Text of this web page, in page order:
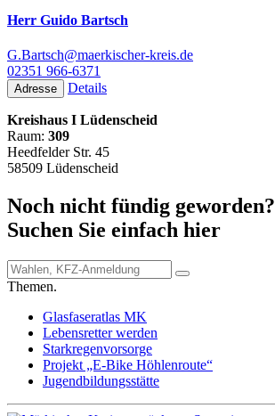
Herr Guido Bartsch
G.Bartsch@maerkischer-kreis.de
02351 966-6371
Adresse Details
Kreishaus I Lüdenscheid
Raum: 309
Heedfelder Str. 45
58509 Lüdenscheid
Noch nicht fündig geworden?
Suchen Sie einfach hier
Themen.
Glasfaseratlas MK
Lebensretter werden
Starkregenvorsorge
Projekt „E-Bike Höhlenroute“
Jugendbildungsstätte